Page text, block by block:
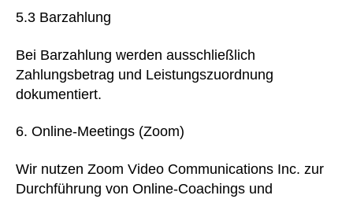
5.3 Barzahlung
Bei Barzahlung werden ausschließlich
Zahlungsbetrag und Leistungszuordnung
dokumentiert.
Online-Meetings (Zoom)
Wir nutzen Zoom Video Communications Inc. zur
Durchführung von Online-Coachings und